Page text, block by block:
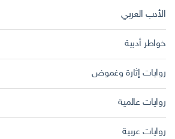
الأدب العربي
خواطر أدبية
روايات إثارة وغموض
روايات عالمية
روايات عربية